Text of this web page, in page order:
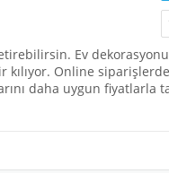
Ev
kılıyor. Online
daha uygun fiyatlarla